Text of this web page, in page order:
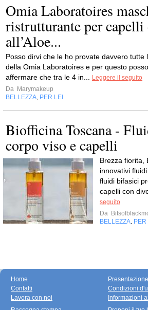
Omia Laboratoires
ristrutturante per capelli
all’Aloe...
Posso dirvi che le ho provate davvero tutte
della Omia Laboratoires e per questo
affermare che tra le 4 in... Leggere il seguito
Da Marymakeup
BELLEZZA, PER LEI
Biofficina Toscana -
corpo viso e capelli
Brezza fiorita,
innovativi
fluidi bifasici
capelli con
seguito
Da
BELLEZZA, PER
Home
Contatti
Lavora con noi
Presentazione
Condizioni
Informazioni